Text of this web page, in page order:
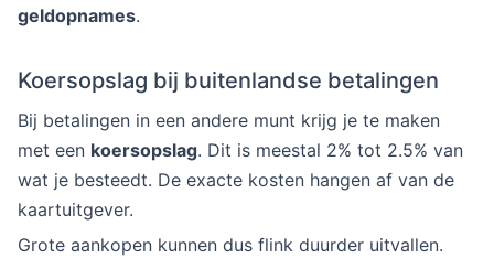
geldopnames.
Koersopslag bij buitenlandse betalingen
Bij betalingen in een andere munt krijg je te maken
met een koersopslag. Dit is meestal 2% tot 2.5% van
wat je besteedt. De exacte kosten hangen af van de
kaartuitgever.
Grote aankopen kunnen dus flink duurder uitvallen.